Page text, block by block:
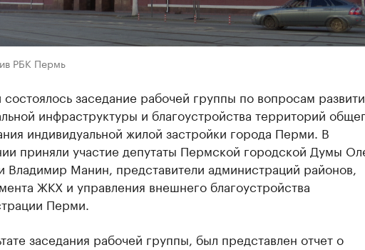
РБК Пермь
заседание рабочей группы по вопросам
инфраструктуры и благоустройства территорий
индивидуальной жилой застройки города Перми. В
приняли участие депутаты Пермской городской Думы
Владимир Манин, представители администраций районов,
ЖКХ и управления внешнего благоустройства
Перми.
заседания рабочей группы, был представлен отчет о